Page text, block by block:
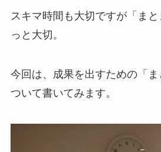
スキマ時間も大切ですが「ま
っと大切。
今回は、成果を出すための「
ついて書いてみます。